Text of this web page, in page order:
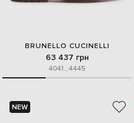
BRUNELLO CUCINELLI
63 437 грн
4041...4445
NEW